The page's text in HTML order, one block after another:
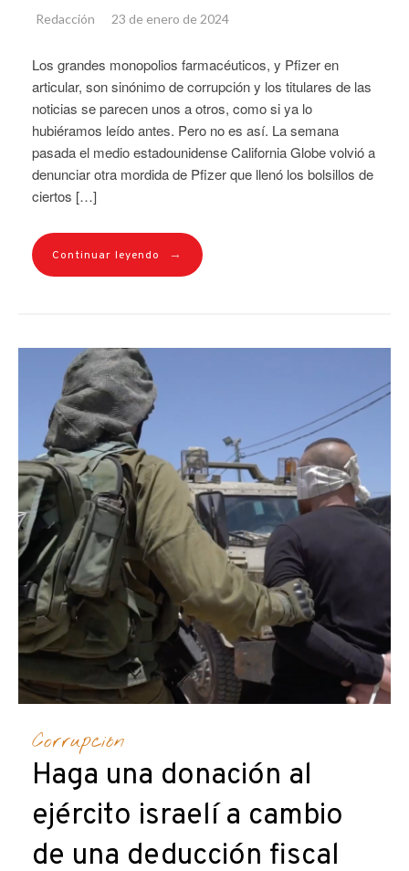
Redacción 23 de enero de 2024
Los grandes monopolios farmacéuticos, y Pfizer en
articular, son sinónimo de corrupción y los titulares de las
noticias se parecen unos a otros, como si ya lo
hubiéramos leído antes. Pero no es así. La semana
pasada el medio estadounidense California Globe volvió a
denunciar otra mordida de Pfizer que llenó los bolsillos de
ciertos […]
Continuar leyendo →
Corrupción
Haga una donación al
ejército israelí a cambio
de una deducción fiscal